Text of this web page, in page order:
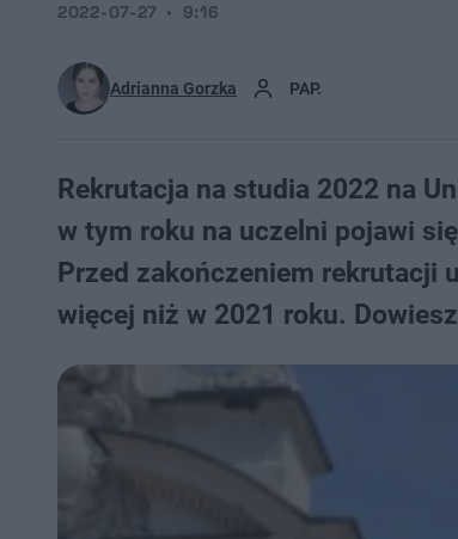
Adrianna Gorzka PAP.
2022-07-27 9:16
Rekrutacja na studia 2022 na
w tym roku na uczelni pojawi
Przed zakończeniem rekrutacji
więcej niż w 2021 roku.